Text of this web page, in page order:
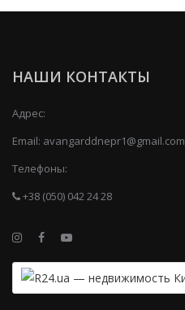
НАШИ КОНТАКТЫ
Адрес:
Email: avangarddnepr1@gmail.com
Телефоны:
+38 (050) 042 24 28